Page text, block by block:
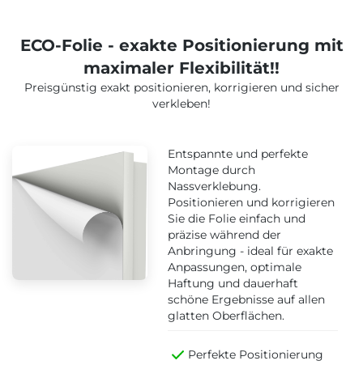
ECO-Folie - exakte Positionierung mit
maximaler Flexibilität!!
Preisgünstig exakt positionieren, korrigieren und sicher
verkleben!
Entspannte und perfekte
Montage durch
Nassverklebung.
Positionieren und korrigieren
Sie die Folie einfach und
präzise während der
Anbringung - ideal für exakte
Anpassungen, optimale
Haftung und dauerhaft
schöne Ergebnisse auf allen
glatten Oberflächen.
Perfekte Positionierung